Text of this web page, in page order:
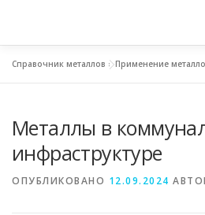
МЕТАЛЛЫ И ОКРУЖАЮЩАЯ
Справочник металлов »Применение
Металлы в
инфраструктуре
ОПУБЛИКОВАНО 12.09.2024